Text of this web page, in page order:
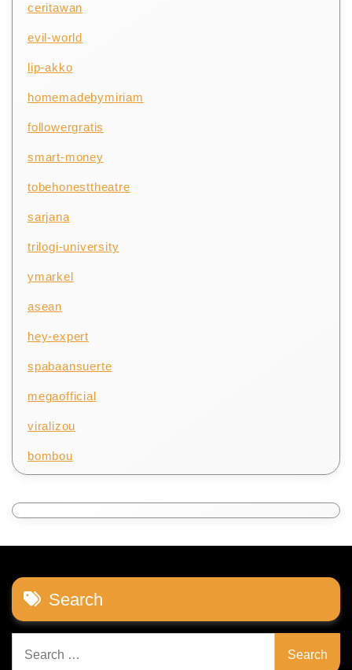
ceritawan
evil-world
lip-akko
homemadebymiriam
followergratis
smart-money
tobehonesttheatre
sarjana
trilogi-university
ymarkel
asean
hey-expert
spabaansuerte
megaofficial
viralizou
bombou
Search
for: